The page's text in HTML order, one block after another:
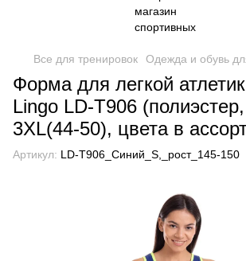
Все для тренировок Одежда и обувь
Форма для легкой
Lingo LD-T906
3XL(44-50), цвета в
Артикул: LD-T906_Синий_S,_рост_145-150